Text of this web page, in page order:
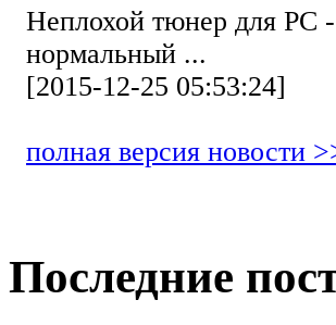
Неплохой тюнер для РС
нормальный ...
[2015-12-25 05:53:24]
полная версия новости
Последние